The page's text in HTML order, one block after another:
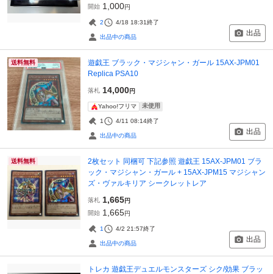
開始 1,000円
2 4/18 18:31終了
出品中の商品 出品
送料無料
遊戯王 ブラック・マジシャン・ガール 15AX-JPM01
Replica PSA10
落札 14,000円
Yahoo!フリマ 未使用
1 4/11 08:14終了
出品中の商品 出品
送料無料
2枚セット 同梱可 下記参照 遊戯王 15AX-JPM01 ブラ
ック・マジシャン・ガール + 15AX-JPM15 マジシャン
ズ・ヴァルキリア シークレットレア
落札 1,665円
開始 1,665円
1 4/2 21:57終了
出品中の商品 出品
トレカ 遊戯王デュエルモンスターズ シク/効果 ブラッ